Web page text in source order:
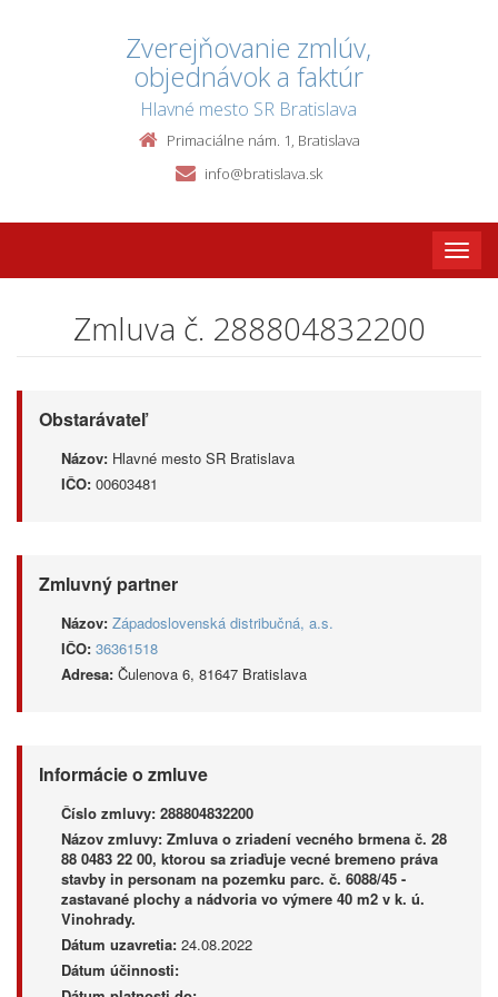
Zverejňovanie zmlúv,
objednávok a faktúr
Hlavné mesto SR Bratislava
Primaciálne nám. 1, Bratislava
info@bratislava.sk
Toggle
Zmluva č. 288804832200
Obstarávateľ
Názov: Hlavné mesto SR Bratislava
IČO: 00603481
Zmluvný partner
Názov: Západoslovenská distribučná, a.s.
IČO: 36361518
Adresa: Čulenova 6, 81647 Bratislava
Informácie o zmluve
Číslo zmluvy: 288804832200
Názov zmluvy: Zmluva o zriadení vecného brmena č. 28
88 0483 22 00, ktorou sa zriaďuje vecné bremeno práva
stavby in personam na pozemku parc. č. 6088/45 -
zastavané plochy a nádvoria vo výmere 40 m2 v k. ú.
Vinohrady.
Dátum uzavretia: 24.08.2022
Dátum účinnosti: